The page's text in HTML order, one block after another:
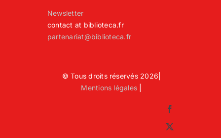
Newsletter
contact at biblioteca.fr
partenariat@biblioteca.fr
© Tous droits réservés 2026|
Mentions légales